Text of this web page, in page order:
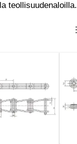
teollisuudenaloilla.